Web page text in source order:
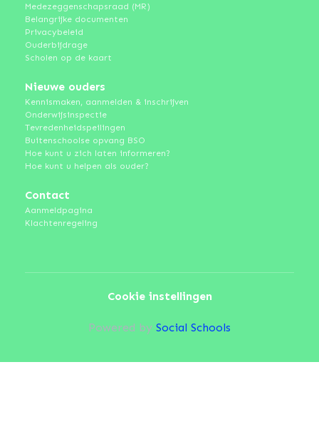
Medezeggenschapsraad (MR)
Belangrijke documenten
Privacybeleid
Ouderbijdrage
Scholen op de kaart
Nieuwe ouders
Kennismaken, aanmelden & inschrijven
Onderwijsinspectie
Tevredenheidspeilingen
Buitenschoolse opvang BSO
Hoe kunt u zich laten informeren?
Hoe kunt u helpen als ouder?
Contact
Aanmeldpagina
Klachtenregeling
Cookie instellingen
Powered by Social Schools